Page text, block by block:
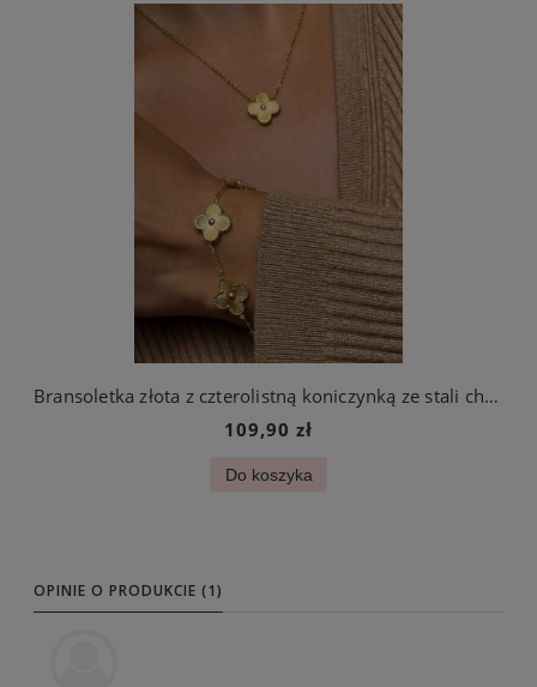
Bransoletka złota z czterolistną koniczynką ze stali chirurgicznej
109,90 zł
Do koszyka
OPINIE O PRODUKCIE (1)